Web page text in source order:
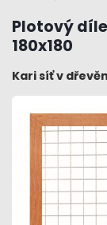
Plotový
180x180
Kari síť v